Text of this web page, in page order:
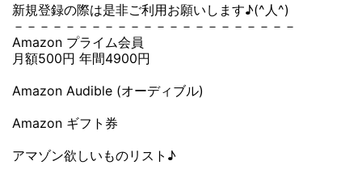
新規登録の際は是非ご利用お願いします♪(^人^)
－－－－－－－－－－－－－－－－－－－－－－
Amazon プライム会員
月額500円 年間4900円
Amazon Audible (オーディブル)
Amazon ギフト券
アマゾン欲しいものリスト♪